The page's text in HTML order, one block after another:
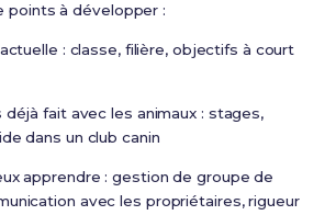
points à développer :
: classe, filière, objectifs à court
déjà fait avec les animaux : stages,
dans un club canin
apprendre : gestion de groupe de
avec les propriétaires, rigueur